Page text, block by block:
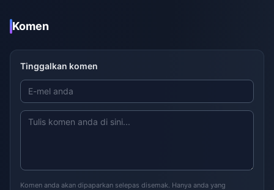
Komen
Tinggalkan komen
Komen anda akan dipaparkan selepas disemak. Hanya anda yang